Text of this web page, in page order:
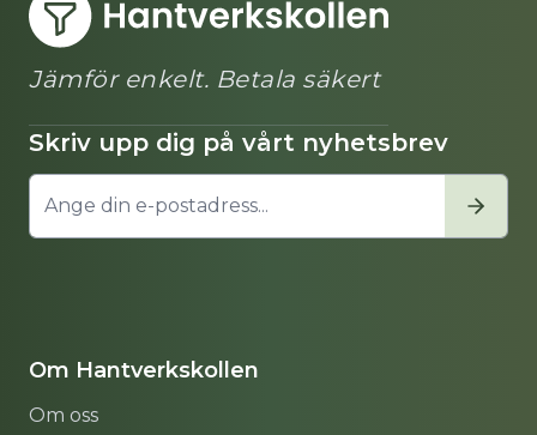
Jämför enkelt. Betala säkert
Skriv upp dig på vårt nyhetsbrev
Om Hantverkskollen
Om oss